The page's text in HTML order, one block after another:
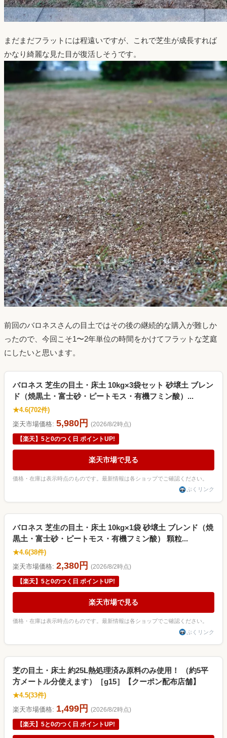
まだまだフラットには程遠いですが、これで芝生が成長すれば
かなり綺麗な見た目が復活しそうです。
前回のバロネスさんの目土ではその後の継続的な購入が難しか
ったので、今回こそ1〜2年単位の時間をかけてフラットな芝庭
にしたいと思います。
バロネス 芝生の目土・床土 10kg×3袋セット 砂壌土 ブレン
ド（焼黒土・富士砂・ピートモス・有機フミン酸）...
★4.6(702件)
楽天市場価格: 5,980円 (2026/8/2時点)
【楽天】5と0のつく日 ポイントUP!
楽天市場で見る
価格・在庫は表示時点のものです。最新情報は各ショップでご確認ください。
ぷくリンク
バロネス 芝生の目土・床土 10kg×1袋 砂壌土 ブレンド（焼
黒土・富士砂・ピートモス・有機フミン酸） 顆粒...
★4.6(38件)
楽天市場価格: 2,380円 (2026/8/2時点)
【楽天】5と0のつく日 ポイントUP!
楽天市場で見る
価格・在庫は表示時点のものです。最新情報は各ショップでご確認ください。
ぷくリンク
芝の目土・床土 約25L熱処理済み原料のみ使用！ （約5平
方メートル分使えます）［g15］【クーポン配布店舗】
★4.5(33件)
楽天市場価格: 1,499円 (2026/8/2時点)
【楽天】5と0のつく日 ポイントUP!